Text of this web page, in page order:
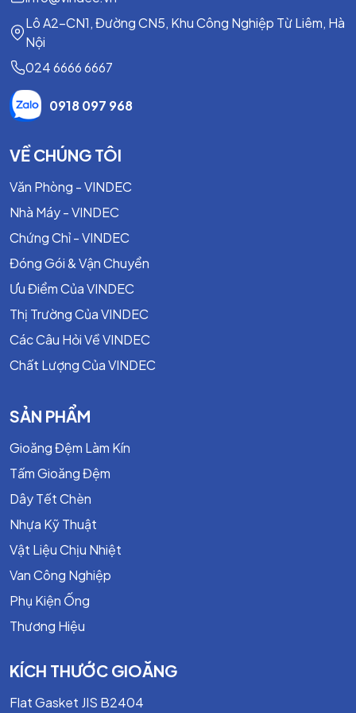
Model. 402
ZETKAMA
Nhiệt độ Max: 70 độ C
Áp suất Max: 10 - 16 Bar
Kết nối: Ren
Model. 401
ZETKAMA Van 1 Chiều Dạng Bi, Thân Gang Lắp Bích
Thân: Gang dẻo
Nhiệt độ Max: 70 độ C
Áp suất Max: 10 - 16 Bar
Kết nối: PN16
Size: 1.1/2" - 12"
Model. 400
ZETKAMA Van 1 Chiều Lá Lật, Lắp Bích PN16 : Fig. 302
Thân: Gang
Áp suất Max: 10 - 16 Bar
Kết nối: PN16
Size: 1.1/2" - 12"
Model. 302
ZETKAMA Van 1 Chiều Góc, Lắp Bích : Fig. 288
Thân: Đồng, Gang, Gang Dẻo
Nhiệt độ Max: 225 - 350 độ C
Áp suất Max: 6 - 10 - 16 - 25Bar
Kết nối: PN16, PN25
Lô A2-CN1, Đường CN5, Khu Công Nghiệp Từ Liêm, Hà
Nội
024 6666 6667
0918 097 968
VỀ CHÚNG TÔI
Văn Phòng - VINDEC
Nhà Máy - VINDEC
Chứng Chỉ - VINDEC
Đóng Gói & Vận Chuyển
Ưu Điểm Của VINDEC
Thị Trường Của VINDEC
Các Câu Hỏi Về VINDEC
Chất Lượng Của VINDEC
SẢN PHẨM
Gioăng Đệm Làm Kín
Tấm Gioăng Đệm
Dây Tết Chèn
Nhựa Kỹ Thuật
Vật Liệu Chịu Nhiệt
Van Công Nghiệp
Phụ Kiện Ống
Thương Hiệu
KÍCH THƯỚC GIOĂNG
Flat Gasket JIS B2404